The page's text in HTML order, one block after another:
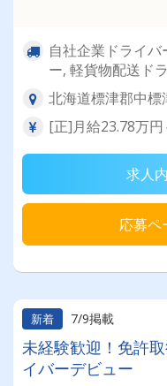
自社企業ドライ
ー, 軽貨物配送ド
北海道標津郡中標
[正]月給23.78万円
求人
応募ペ
新着 7/9掲載
未経験歓迎！免許
イバーデビュー